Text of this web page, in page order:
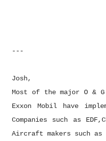
---
Josh,
Most of the major O &
Exxon Mobil have
Companies such as
Aircraft makers such as